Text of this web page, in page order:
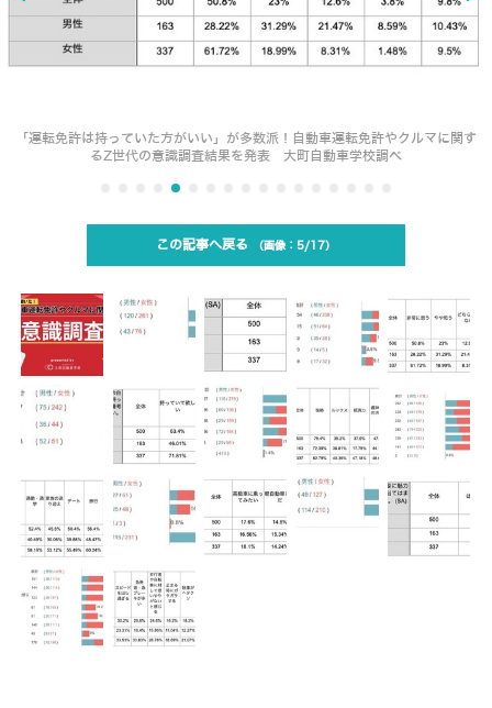
「運転免許は持っていた方がいい」が多数派！自動車運転免許やクルマに関す
るZ世代の意識調査結果を発表 大町自動車学校調べ
この記事へ戻る 5/17